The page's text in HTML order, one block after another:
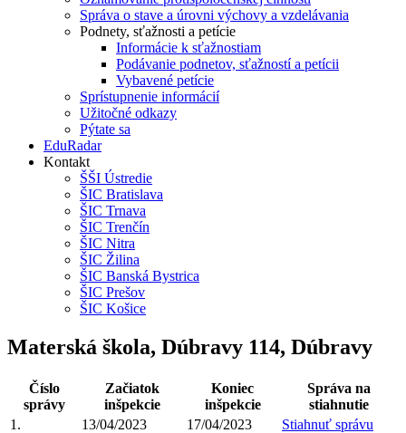
Správa o stave a úrovni výchovy a vzdelávania
Podnety, sťažnosti a petície
Informácie k sťažnostiam
Podávanie podnetov, sťažností a petícii
Vybavené petície
Sprístupnenie informácií
Užitočné odkazy
Pýtate sa
EduRadar
Kontakt
ŠŠI Ústredie
ŠIC Bratislava
ŠIC Trnava
ŠIC Trenčín
ŠIC Nitra
ŠIC Žilina
ŠIC Banská Bystrica
ŠIC Prešov
ŠIC Košice
Materská škola, Dúbravy 114, Dúbravy
Číslo
správy
Začiatok
inšpekcie
Koniec
inšpekcie
Správa na
stiahnutie
1.
13/04/2023 17/04/2023 Stiahnuť správu